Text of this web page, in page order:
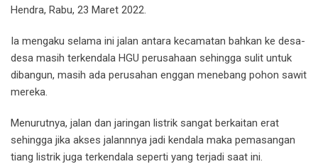
Hendra, Rabu, 23 Maret 2022.
Ia mengaku selama ini jalan antara kecamatan bahkan ke desa-
desa masih terkendala HGU perusahaan sehingga sulit untuk
dibangun, masih ada perusahan enggan menebang pohon sawit
mereka.
Menurutnya, jalan dan jaringan listrik sangat berkaitan erat
sehingga jika akses jalannnya jadi kendala maka pemasangan
tiang listrik juga terkendala seperti yang terjadi saat ini.